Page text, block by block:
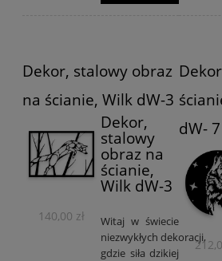
Dekor, stalowy obraz
na ścianie, Wilk dW-3
140,00 zł
Dekor,
stalowy
obraz na
ścianie,
Wilk dW-3
Witaj w świecie
niezwykłych dekoracji,
gdzie siła dzikiej
dW- 7